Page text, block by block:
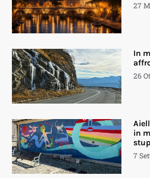
27
In
26
in
7